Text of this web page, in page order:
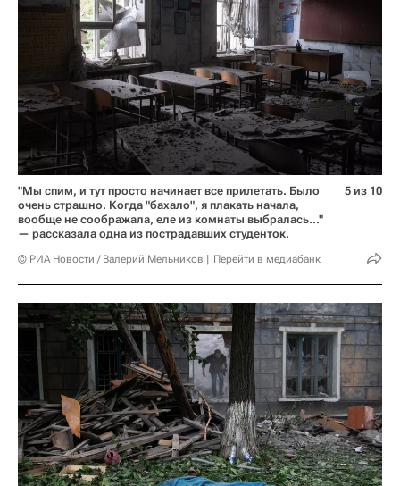
"Мы спим, и тут просто начинает все прилетать. Было
очень страшно. Когда "бахало", я плакать начала,
вообще не соображала, еле из комнаты выбралась..."
— рассказала одна из пострадавших студенток.
© РИА Новости / Валерий Мельников Перейти в медиабанк
5 из 10